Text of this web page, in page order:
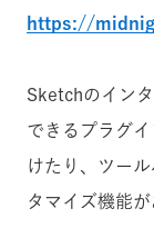
https://
Sketchのイン
できるプラグ
けたり、ツー
タマイズ機能が